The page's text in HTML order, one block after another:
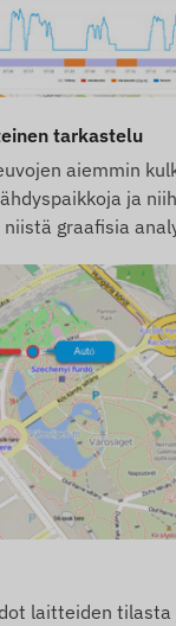
tarkastelu
aiemmin
ja
graafisia
laitteiden tilasta